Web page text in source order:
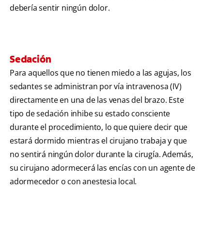
debería sentir ningún dolor.
Sedación
Para aquellos que no tienen miedo a las agujas, los
sedantes se administran por vía intravenosa (IV)
directamente en una de las venas del brazo. Este
tipo de sedación inhibe su estado consciente
durante el procedimiento, lo que quiere decir que
estará dormido mientras el cirujano trabaja y que
no sentirá ningún dolor durante la cirugía. Además,
su cirujano adormecerá las encías con un agente de
adormecedor o con anestesia local.